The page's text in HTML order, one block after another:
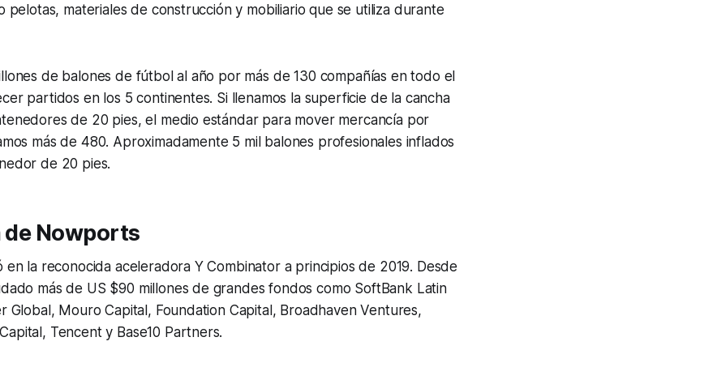
pelotas, materiales de construcción y mobiliario que se utiliza durante
de balones de fútbol al año por más de 130 compañías en todo el
partidos en los 5 continentes. Si llenamos la superficie de la cancha
de 20 pies, el medio estándar para mover mercancía por
más de 480. Aproximadamente 5 mil balones profesionales inflados
de 20 pies.
Nowports
la reconocida aceleradora Y Combinator a principios de 2019. Desde
más de US $90 millones de grandes fondos como SoftBank Latin
Global, Mouro Capital, Foundation Capital, Broadhaven Ventures,
Tencent y Base10 Partners.